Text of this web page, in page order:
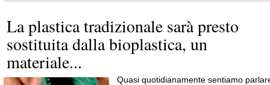
La plastica tradizionale sarà presto
sostituita dalla bioplastica, un
materiale...
Quasi quotidianamente sentiamo